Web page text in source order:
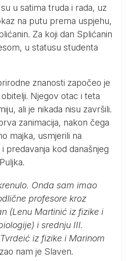
u satima truda i rada, uz
na putu prema uspjehu,
Za koji dan Splićanin
u statusu studenta
znanosti započeo je
Njegov otac i teta
ali je nikada nisu završili.
zanimacija, nakon čega
majka, usmjerili na
predavanja kod današnjeg
Onda sam imao
profesore kroz
(Lenu Martinić iz fizike i
i srednju III.
iz fizike i Marinom
nam je Slaven.